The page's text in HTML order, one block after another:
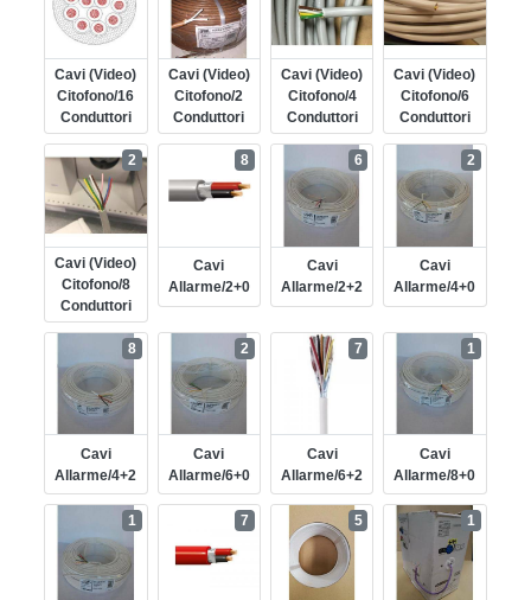
Cavi (video)
Citofono/16
Conduttori
Cavi (video)
Citofono/2
Conduttori
Cavi (video)
Citofono/4
Conduttori
Cavi (video)
Citofono/6
Conduttori
Cavi (video)
Citofono/8
Conduttori
2
Cavi
Allarme/2+0
8
Cavi
Allarme/2+2
6
Cavi
Allarme/4+0
2
Cavi
Allarme/4+2
8
Cavi
Allarme/6+0
2
Cavi
Allarme/6+2
7
Cavi
Allarme/8+0
1
1 7 5 1